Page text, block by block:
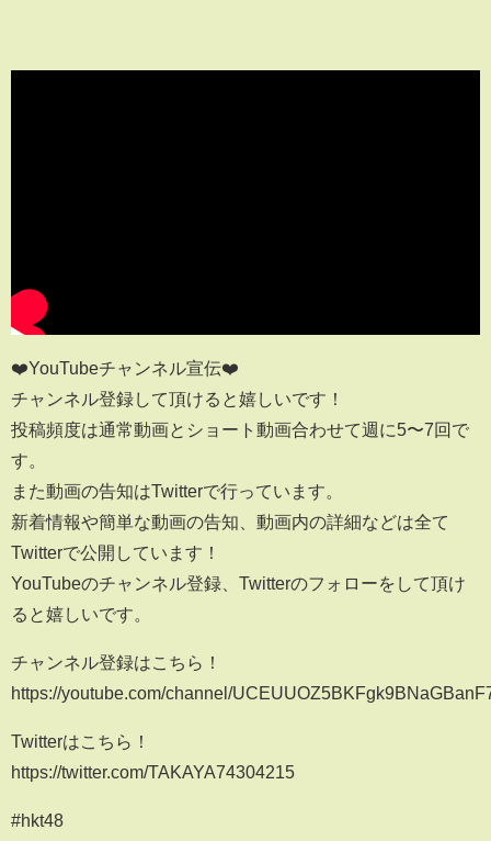
❤️YouTubeチャンネル宣伝❤️
チャンネル登録して頂けると嬉しいです！
投稿頻度は通常動画とショート動画合わせて週に5〜7回で
す。
また動画の告知はTwitterで行っています。
新着情報や簡単な動画の告知、動画内の詳細などは全て
Twitterで公開しています！
YouTubeのチャンネル登録、Twitterのフォローをして頂け
ると嬉しいです。
チャンネル登録はこちら！
https://youtube.com/channel/
Twitterはこちら！
https://twitter.com/TAKAYA74304215
#hkt48